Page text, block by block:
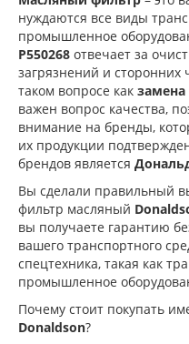
нуждаются все виды
промышленное
P550268 отвечает за
загрязнений и сторонних
таком вопросе как замена
важен вопрос качества,
внимание на бренды,
их продукции
брендов является
Вы сделали правильный
фильтр масляный
вы получаете гарантию
вашего транспортного
спецтехника, такая как
промышленное
Почему стоит покупать
Donaldson?